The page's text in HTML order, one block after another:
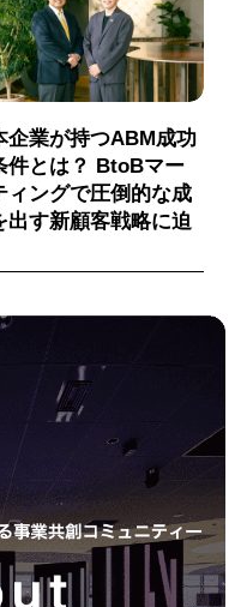
企業が持つABM成功
件とは？ BtoBマー
ィングで圧倒的な成
出す新顧客戦略に迫